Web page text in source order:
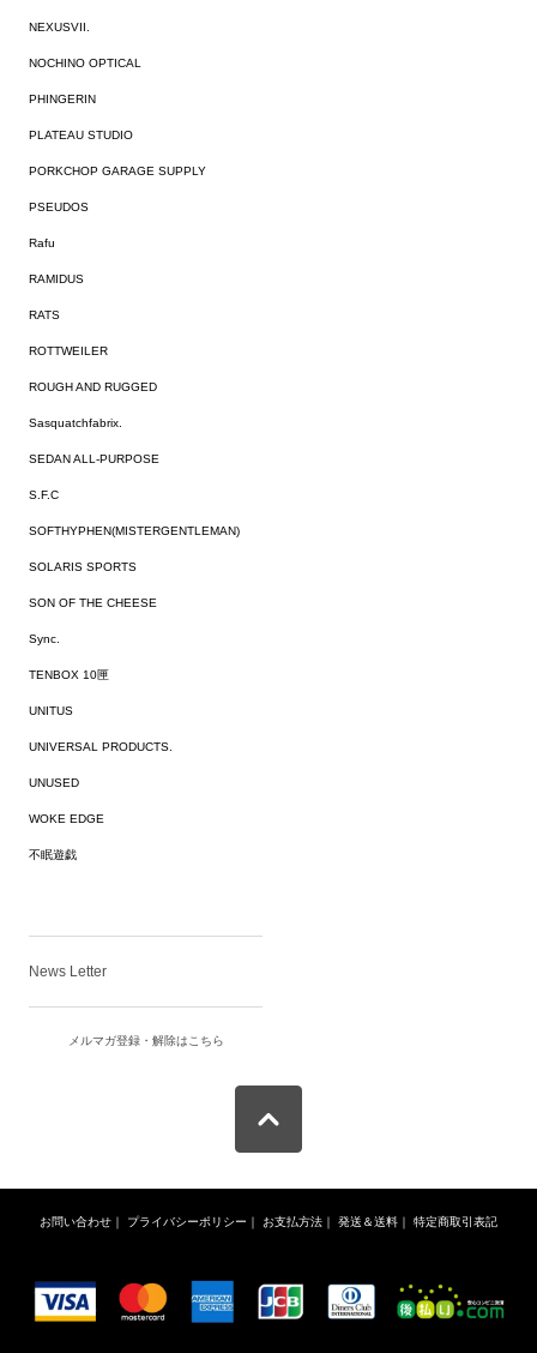
NEXUSVII.
NOCHINO OPTICAL
PHINGERIN
PLATEAU STUDIO
PORKCHOP GARAGE SUPPLY
PSEUDOS
Rafu
RAMIDUS
RATS
ROTTWEILER
ROUGH AND RUGGED
Sasquatchfabrix.
SEDAN ALL-PURPOSE
S.F.C
SOFTHYPHEN(MISTERGENTLEMAN)
SOLARIS SPORTS
SON OF THE CHEESE
Sync.
TENBOX 10匣
UNITUS
UNIVERSAL PRODUCTS.
UNUSED
WOKE EDGE
不眠遊戯
News Letter
メルマガ登録・解除はこちら
お問い合わせ プライバシーポリシー お支払方法 発送＆送料 特定商取引表記